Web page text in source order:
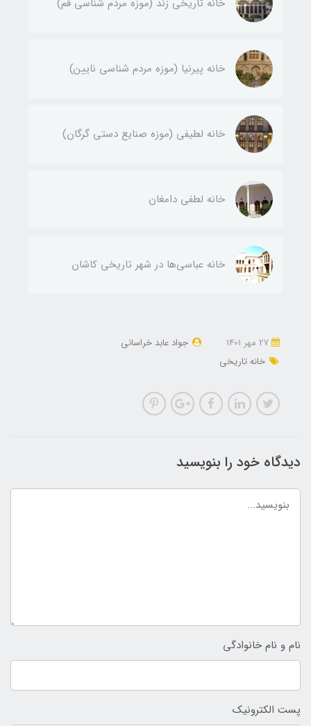
خانه تاریخی زند (موزه مردم شناسی قم)
خانه پیرنیا (موزه مردم شناسی نایین)
خانه لطیفی (موزه صنایع دستی گرگان)
خانه لطفی دامغان
خانه عباسی‌ها در شهر تاریخی کاشان
جواد عابد خراسانی
خانه تاریخی
دیدگاه خود را بنویسید
نام و نام خانوادگی
پست الکترونیک